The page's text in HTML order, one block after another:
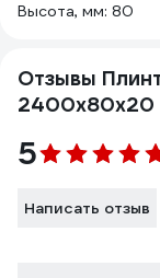
Высота, мм: 80
Отзывы
2400x80x20
5
Написать отзыв